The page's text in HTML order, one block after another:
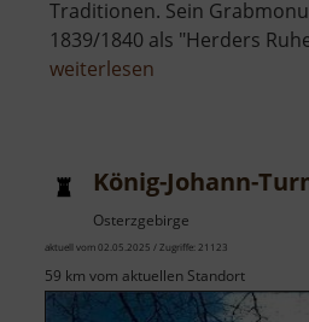
Traditionen. Sein
1839/1840 als "Herders
weiterlesen
König-Johann-
Osterzgebirge
aktuell vom 02.05.2025 / Zugriffe: 21123
59 km vom aktuellen Standort